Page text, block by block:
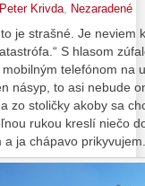
Peter Krivda Nezaradené
je strašné. Je
S hlasom
telefónom na
násyp, to asi nebude
zo stoličky akoby sa
rukou kreslí niečo
a ja chápavo